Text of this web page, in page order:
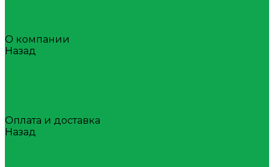
О компании
Назад
Оплата и доставка
Назад